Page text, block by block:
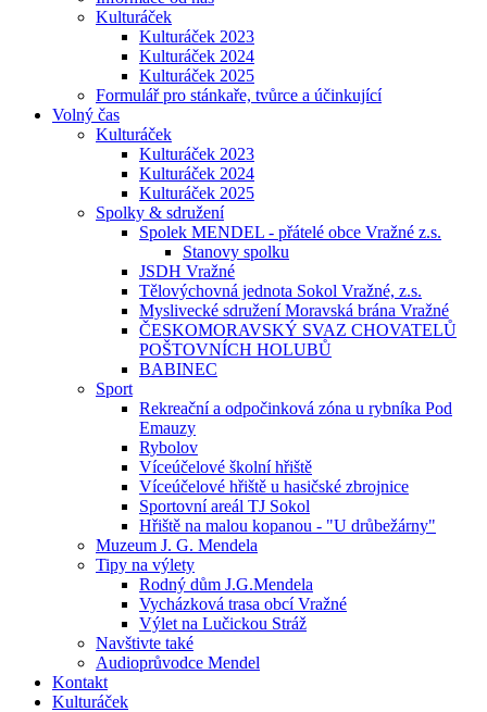
Kulturáček
Kulturáček 2023
Kulturáček 2024
Kulturáček 2025
Formulář pro stánkaře, tvůrce a účinkující
Volný čas
Kulturáček
Kulturáček 2023
Kulturáček 2024
Kulturáček 2025
Spolky & sdružení
Spolek MENDEL - přátelé obce Vražné z.s.
Stanovy spolku
JSDH Vražné
Tělovýchovná jednota Sokol Vražné, z.s.
Myslivecké sdružení Moravská brána Vražné
ČESKOMORAVSKÝ SVAZ CHOVATELŮ
POŠTOVNÍCH HOLUBŮ
BABINEC
Sport
Rekreační a odpočinková zóna u rybníka Pod
Emauzy
Rybolov
Víceúčelové školní hřiště
Víceúčelové hřiště u hasičské zbrojnice
Sportovní areál TJ Sokol
Hřiště na malou kopanou - "U drůbežárny"
Muzeum J. G. Mendela
Tipy na výlety
Rodný dům J.G.Mendela
Vycházková trasa obcí Vražné
Výlet na Lučickou Stráž
Navštivte také
Audioprůvodce Mendel
Kontakt
Kulturáček